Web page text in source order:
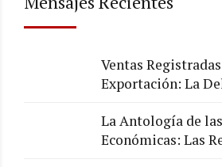
Ventas
Exportación: La
La Antología de
Económicas: Las